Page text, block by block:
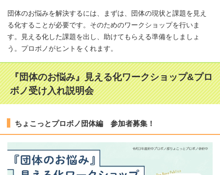
団体のお悩みを解決するには、まずは、団体の現状と課題を見え
る化することが必要です。そのためのワークショップを行いま
す。見える化した課題を出し、助けてもらえる準備をしましょ
う。プロボノがヒントをくれます。
『団体のお悩み』見える化ワークショップ&プロ
ボノ受け入れ説明会
ちょこっとプロボノ団体編 参加者募集！